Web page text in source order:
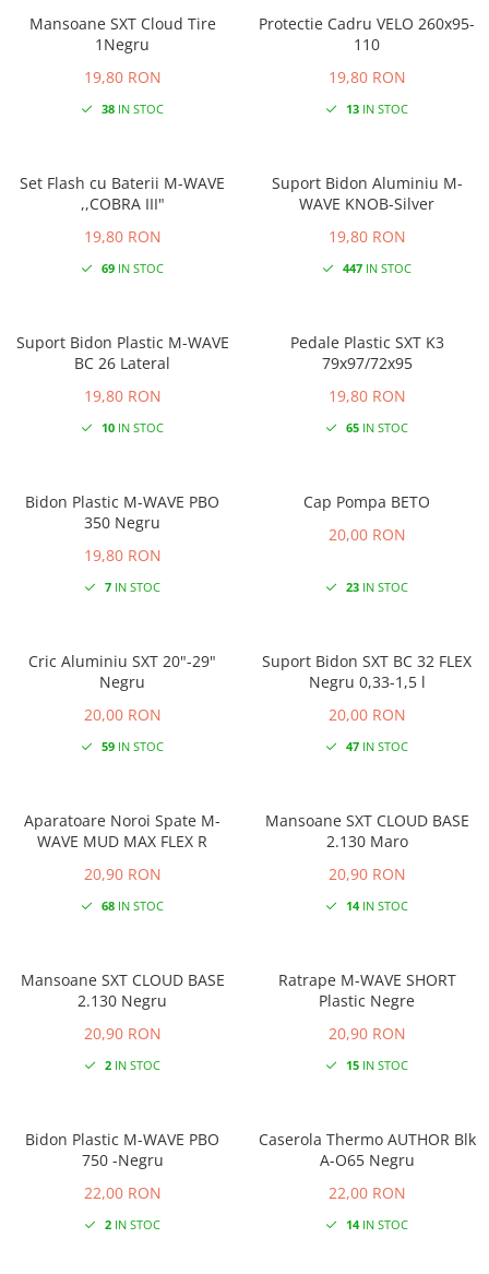
Mansoane SXT Cloud Tire
1Negru
19,80 RON
38IN STOC
Protectie Cadru VELO 260x95-
110
19,80 RON
13IN STOC
Set Flash cu Baterii M-WAVE
,,COBRA III"
19,80 RON
69IN STOC
Suport Bidon Aluminiu M-
WAVE KNOB-Silver
19,80 RON
447IN STOC
Suport Bidon Plastic M-WAVE
BC 26 Lateral
19,80 RON
10IN STOC
Pedale Plastic SXT K3
79x97/72x95
19,80 RON
65IN STOC
Bidon Plastic M-WAVE PBO
350 Negru
19,80 RON
7IN STOC
Cap Pompa BETO
20,00 RON
23IN STOC
Cric Aluminiu SXT 20"-29"
Negru
20,00 RON
59IN STOC
Suport Bidon SXT BC 32 FLEX
Negru 0,33-1,5 l
20,00 RON
47IN STOC
Aparatoare Noroi Spate M-
WAVE MUD MAX FLEX R
20,90 RON
68IN STOC
Mansoane SXT CLOUD BASE
2.130 Maro
20,90 RON
14IN STOC
Mansoane SXT CLOUD BASE
2.130 Negru
20,90 RON
2IN STOC
Ratrape M-WAVE SHORT
Plastic Negre
20,90 RON
15IN STOC
Bidon Plastic M-WAVE PBO
750 -Negru
22,00 RON
2IN STOC
Caserola Thermo AUTHOR Blk
A-O65 Negru
22,00 RON
14IN STOC